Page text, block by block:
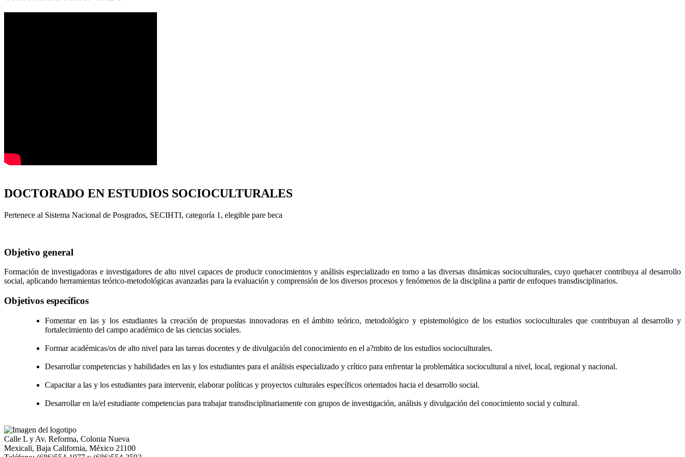
DOCTORADO EN ESTUDIOS SOCIOCULTURALES
Pertenece al Sistema Nacional de Posgrados, SECIHTI, categoría 1, elegible pare beca
Objetivo general
Formación de investigadoras e investigadores de alto nivel capaces de producir conocimientos y análisis especializado en torno a las diversas dinámicas socioculturales, cuyo quehacer contribuya al desarrollo
social, aplicando herramientas teórico-metodológicas avanzadas para la evaluación y comprensión de los diversos procesos y fenómenos de la disciplina a partir de enfoques transdisciplinarios.
Objetivos específicos
Fomentar en las y los estudiantes la creación de propuestas innovadoras en el ámbito teórico, metodológico y epistemológico de los estudios socioculturales que contribuyan al desarrollo y
fortalecimiento del campo académico de las ciencias sociales.
Formar académicas/os de alto nivel para las tareas docentes y de divulgación del conocimiento en el a?mbito de los estudios socioculturales.
Desarrollar competencias y habilidades en las y los estudiantes para el análisis especializado y crítico para enfrentar la problemática sociocultural a nivel, local, regional y nacional.
Capacitar a las y los estudiantes para intervenir, elaborar políticas y proyectos culturales específicos orientados hacia el desarrollo social.
Desarrollar en la/el estudiante competencias para trabajar transdisciplinariamente con grupos de investigación, análisis y divulgación del conocimiento social y cultural.
Calle L y Av. Reforma, Colonia Nueva
Mexicali, Baja California, México 21100